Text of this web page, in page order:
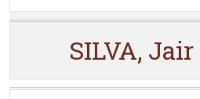
SILVA,